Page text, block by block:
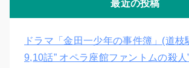
最近の投稿
ドラマ「金田一少年の事件簿」(道枝
9,10話” オペラ座館ファントムの殺人